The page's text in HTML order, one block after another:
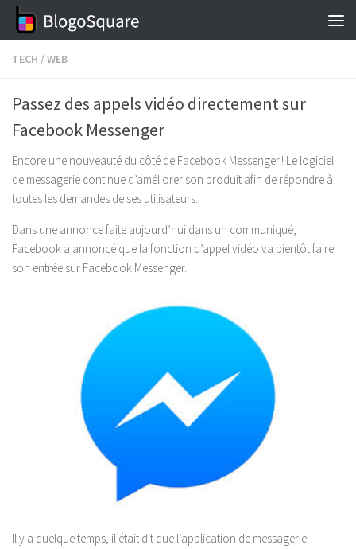
Skip to content
TECH /WEB
Passez des appels vidéo directement sur
Facebook Messenger
Encore une nouveauté du côté de Facebook Messenger ! Le logiciel
de messagerie continue d’améliorer son produit afin de répondre à
toutes les demandes de ses utilisateurs.
Dans une annonce faite aujourd’hui dans un communiqué,
Facebook a annoncé que la fonction d’appel vidéo va bientôt faire
son entrée sur Facebook Messenger.
Il y a quelque temps, il était dit que l’application de messagerie